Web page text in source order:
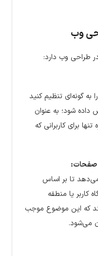
وب
طراحی وب دارد:
به گونه‌ای تنظیم کنید
شود؛ به عنوان
برای کاربرانی که
صفحات:
تا بر اساس
کاربر یا منطقه
که این موضوع موجب
می‌شود.